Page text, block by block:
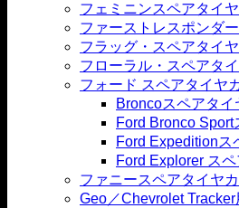
フェミニンスペアタイ
ファーストレスポンダ
フラッグ・スペアタイ
フローラル・スペアタ
フォード スペアタイヤ
Broncoスペアタイ
Ford Bronco
Ford Expeditionス
Ford Explorer ス
ファニースペアタイヤ
Geo／Chevrolet